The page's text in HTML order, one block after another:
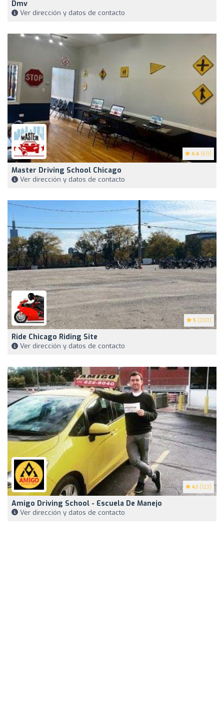
Dmv
Ver dirección y datos de contacto
4.4 (69)
Master Driving School Chicago
Ver dirección y datos de contacto
5 (200)
Ride Chicago Riding Site
Ver dirección y datos de contacto
4.1 (123)
Amigo Driving School - Escuela De Manejo
Ver dirección y datos de contacto